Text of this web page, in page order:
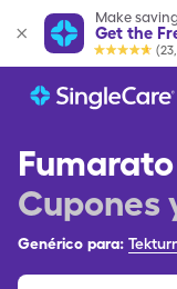
Make
Get the
Cupones
Genérico para: